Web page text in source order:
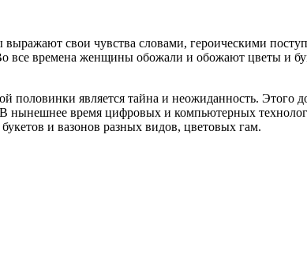
свои чувства словами, героическими
все времена женщины обожали и обожают цветы и
является тайна и неожиданность. Этого
время цифровых и компьютерных
и вазонов разных видов, цветовых гам.